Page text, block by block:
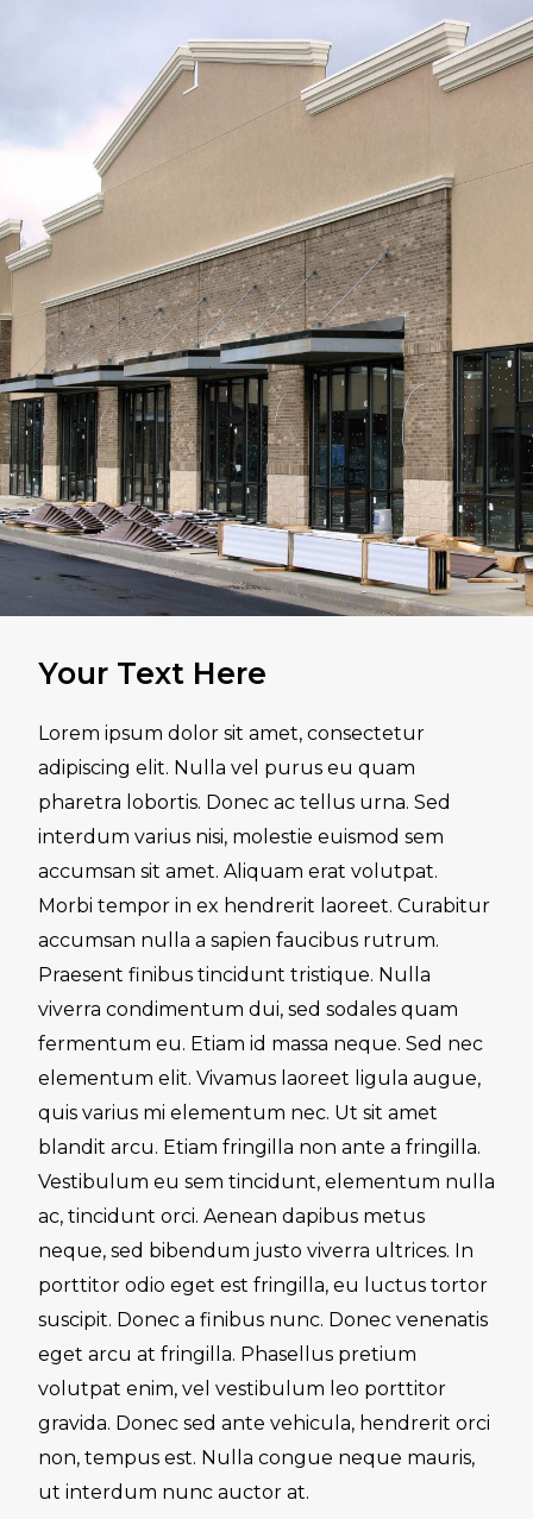
Your Text Here
Lorem ipsum dolor sit amet, consectetur
adipiscing elit. Nulla vel purus eu quam
pharetra lobortis. Donec ac tellus urna. Sed
interdum varius nisi, molestie euismod sem
accumsan sit amet. Aliquam erat volutpat.
Morbi tempor in ex hendrerit laoreet. Curabitur
accumsan nulla a sapien faucibus rutrum.
Praesent finibus tincidunt tristique. Nulla
viverra condimentum dui, sed sodales quam
fermentum eu. Etiam id massa neque. Sed nec
elementum elit. Vivamus laoreet ligula augue,
quis varius mi elementum nec. Ut sit amet
blandit arcu. Etiam fringilla non ante a fringilla.
Vestibulum eu sem tincidunt, elementum nulla
ac, tincidunt orci. Aenean dapibus metus
neque, sed bibendum justo viverra ultrices. In
porttitor odio eget est fringilla, eu luctus tortor
suscipit. Donec a finibus nunc. Donec venenatis
eget arcu at fringilla. Phasellus pretium
volutpat enim, vel vestibulum leo porttitor
gravida. Donec sed ante vehicula, hendrerit orci
non, tempus est. Nulla congue neque mauris,
ut interdum nunc auctor at.